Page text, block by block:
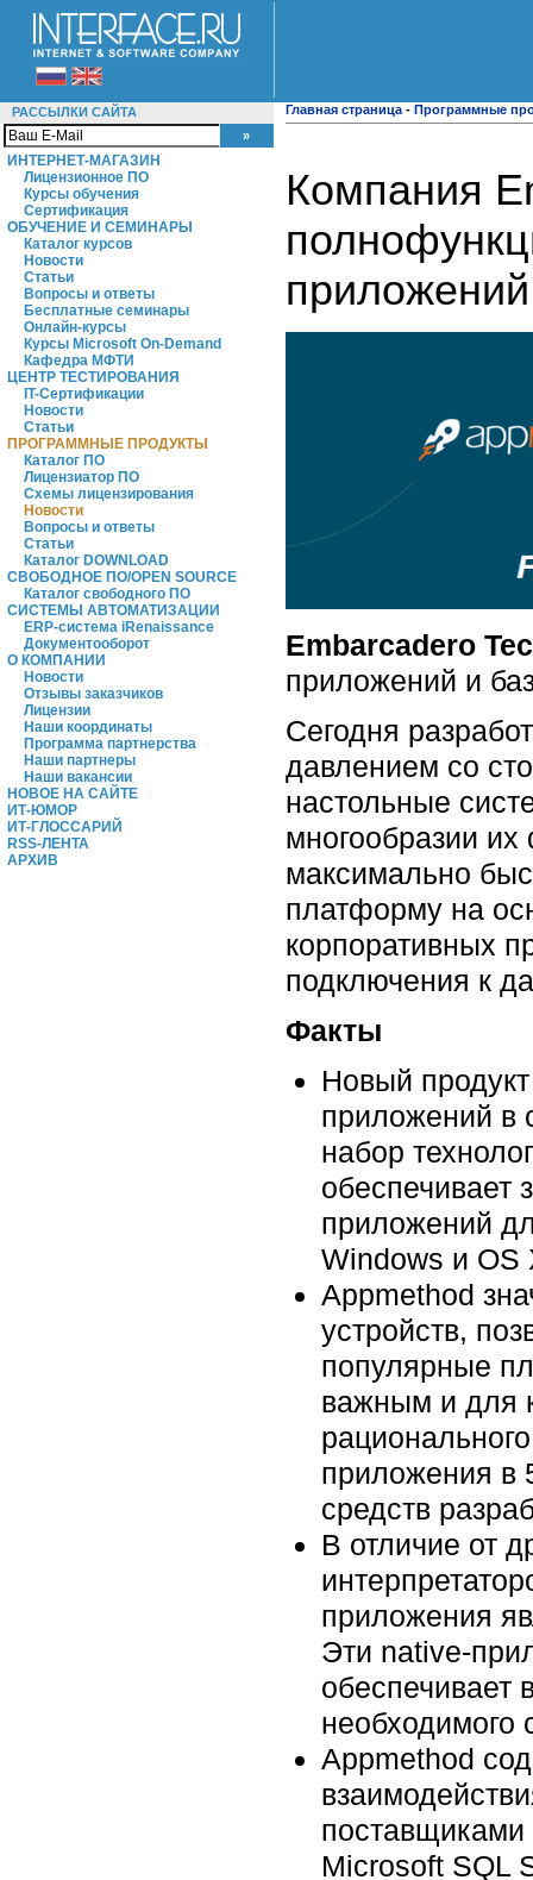
РАССЫЛКИ САЙТА
ИНТЕРНЕТ-МАГАЗИН
Лицензионное ПО
Курсы обучения
Сертификация
ОБУЧЕНИЕ И СЕМИНАРЫ
Каталог курсов
Новости
Статьи
Вопросы и ответы
Бесплатные семинары
Онлайн-курсы
Курсы Microsoft On-Demand
Кафедра МФТИ
ЦЕНТР ТЕСТИРОВАНИЯ
IT-Сертификации
Новости
Статьи
ПРОГРАММНЫЕ ПРОДУКТЫ
Каталог ПО
Лицензиатор ПО
Схемы лицензирования
Новости
Вопросы и ответы
Статьи
Каталог DOWNLOAD
СВОБОДНОЕ ПО/OPEN SOURCE
Каталог свободного ПО
СИСТЕМЫ АВТОМАТИЗАЦИИ
ERP-система iRenaissance
Документооборот
О КОМПАНИИ
Новости
Отзывы заказчиков
Лицензии
Наши координаты
Программа партнерства
Наши партнеры
Наши вакансии
НОВОЕ НА САЙТЕ
ИТ-ЮМОР
ИТ-ГЛОССАРИЙ
RSS-ЛЕНТА
АРХИВ
Главная страница - Программные
Компания
Embarcadero
приложений и
Сегодня
давлением со
настольные
многообразии
максимально
платформу на
корпоративных
подключения к
Факты
Новый
приложений в
набор
обеспечивает
приложений
Windows и OS
Appmethod
устройств,
популярные
важным и для
приложения в
средств
В отличие от
приложения
Эти native-
обеспечивает
Appmethod
поставщиками
Microsoft SQL